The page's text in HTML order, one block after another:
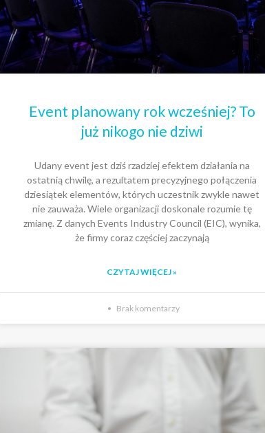
Event planowany rok wcześniej? To
już nikogo nie dziwi
Udany event jest dziś rzadziej efektem działania na
ostatnią chwilę, a rezultatem precyzyjnego połączenia
dziesiątek elementów, których uczestnik zwykle nawet
nie zauważa. Wiele organizacji doskonale rozumie tę
zmianę. Z danych Events Industry Council (EIC), wynika,
że firmy coraz częściej zaczynają
CZYTAJ WIĘCEJ »
Brak komentarzy